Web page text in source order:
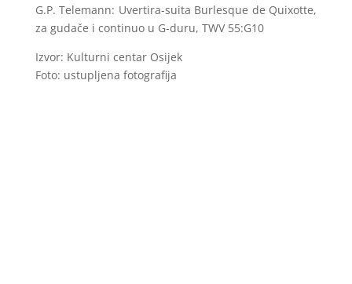
G.P. Telemann: Uvertira-suita Burlesque de Quixotte,
za gudače i continuo u G-duru, TWV 55:G10
Izvor: Kulturni centar Osijek
Foto: ustupljena fotografija